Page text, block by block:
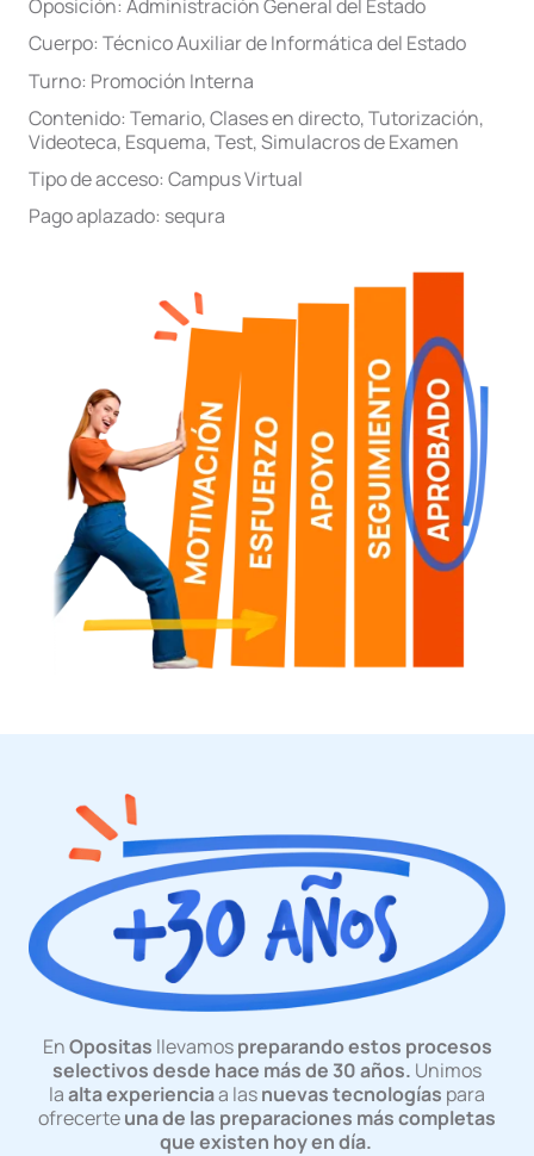
Oposición: Administración General del Estado
Cuerpo: Técnico Auxiliar de Informática del Estado
Turno: Promoción Interna
Contenido: Temario,Clases en directo,Tutorización,
Videoteca, Esquema,Test,Simulacros de Examen
Tipo de acceso: Campus Virtual
Pago aplazado: sequra
EnOpositas llevamospreparando estos procesos
selectivos desde hace más de 30 años. Unimos
laalta experienciaa lasnuevas tecnologías para
ofrecerteuna de las preparaciones más completas
que existen hoy en día.